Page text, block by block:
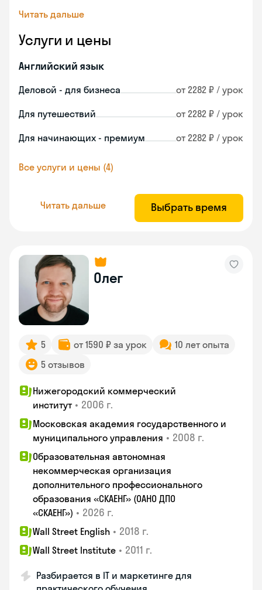
Читать дальше
Услуги и цены
Английский язык
Деловой - для бизнеса от 2282 ₽ / урок
Для путешествий от 2282 ₽ / урок
Для начинающих - премиум от 2282 ₽ / урок
Все услуги и цены (4)
Читать дальше Выбрать время
Олег
5 от 1590 ₽ за урок
10 лет опыта
5 отзывов
Нижегородский коммерческий
институт • 2006 г.
Московская академия государственного и
муниципального управления • 2008 г.
Образовательная автономная
некоммерческая организация
дополнительного профессионального
образования «СКАЕНГ» (ОАНО ДПО
«СКАЕНГ») • 2026 г.
Wall Street English • 2018 г.
Wall Street Institute • 2011 г.
Разбирается в IT и маркетинге для